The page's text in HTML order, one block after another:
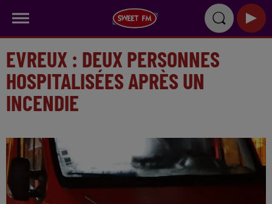
EVREUX : DEUX PERSONNES
HOSPITALISÉES APRÈS UN
INCENDIE